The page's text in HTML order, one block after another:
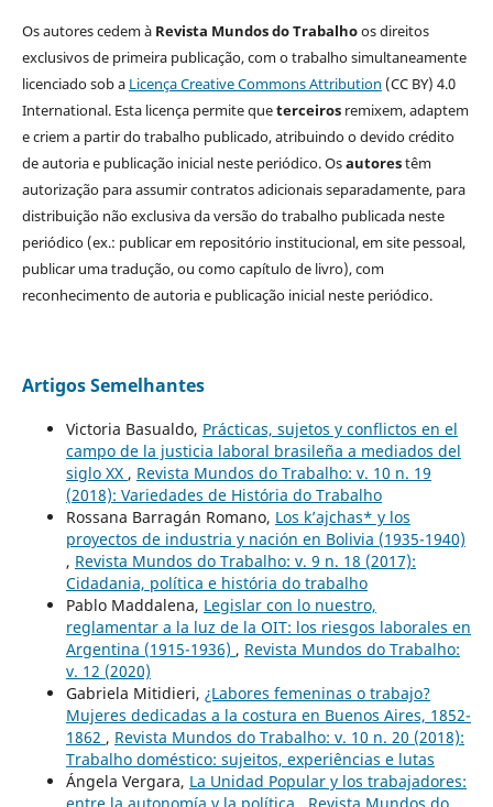
Os autores cedem à Revista Mundos do Trabalhoos direitos
exclusivos de primeira publicação, com o trabalho simultaneamente
licenciado sob a Licença Creative Commons Attribution (CC BY) 4.0
International. Esta licença permite queterceirosremixem, adaptem
e criem a partir do trabalho publicado, atribuindo o devido crédito
de autoria e publicação inicial neste periódico. Osautorestêm
autorização para assumir contratos adicionais separadamente, para
distribuição não exclusiva da versão do trabalho publicada neste
periódico (ex.: publicar em repositório institucional, em site pessoal,
publicar uma tradução, ou como capítulo de livro), com
reconhecimento de autoria e publicação inicial neste periódico.
Artigos Semelhantes
Victoria Basualdo, Prácticas, sujetos y conflictos en el
campo de la justicia laboral brasileña a mediados del
siglo XX , Revista Mundos do Trabalho: v. 10 n. 19
(2018): Variedades de História do Trabalho
Rossana Barragán Romano, Los k’ajchas* y los
proyectos de industria y nación en Bolivia (1935-1940)
, Revista Mundos do Trabalho: v. 9 n. 18 (2017):
Cidadania, política e história do trabalho
Pablo Maddalena, Legislar con lo nuestro,
reglamentar a la luz de la OIT: los riesgos laborales en
Argentina (1915-1936) , Revista Mundos do Trabalho:
v. 12 (2020)
Gabriela Mitidieri, ¿Labores femeninas o trabajo?
Mujeres dedicadas a la costura en Buenos Aires, 1852-
1862 , Revista Mundos do Trabalho: v. 10 n. 20 (2018):
Trabalho doméstico: sujeitos, experiências e lutas
Ángela Vergara, La Unidad Popular y los trabajadores: